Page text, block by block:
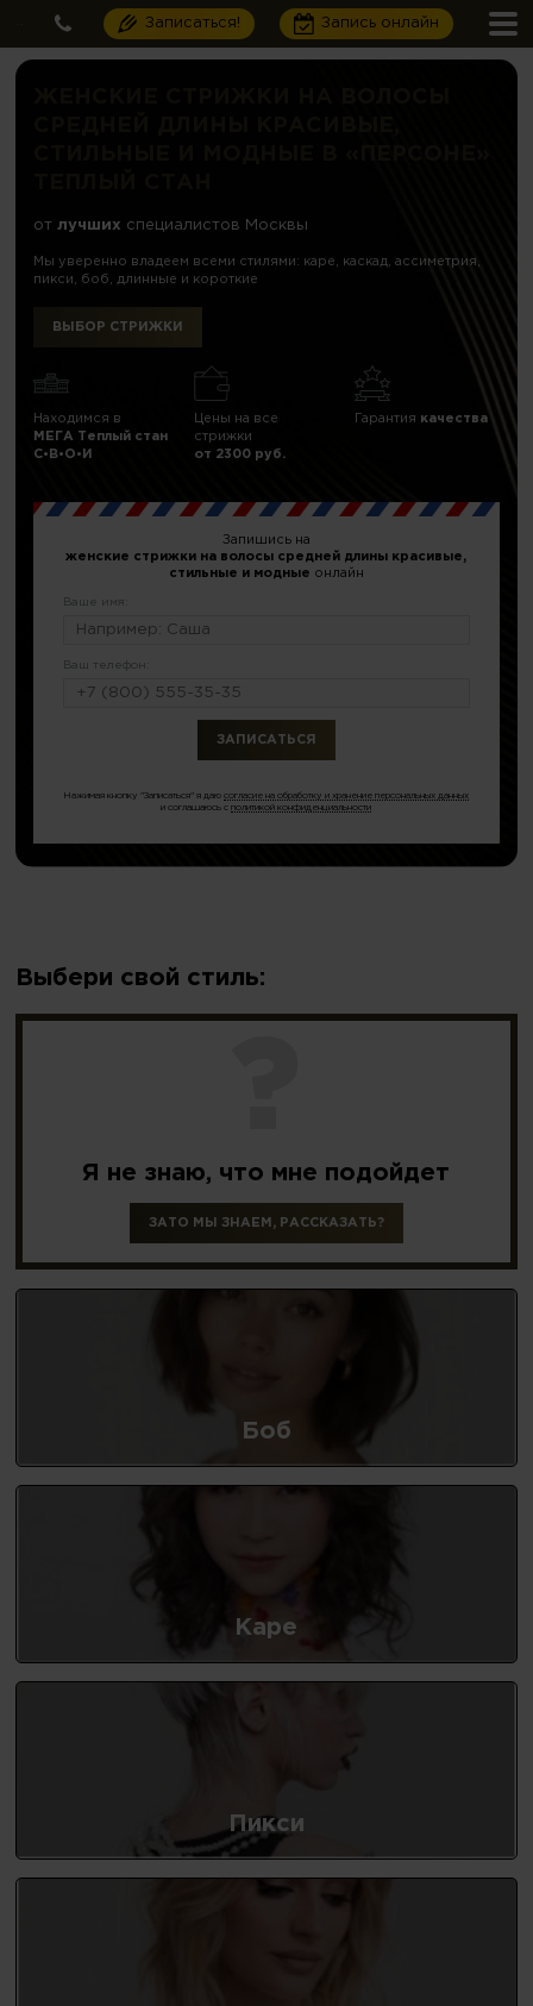
Записаться! Запись онлайн
от лучших специалистов Москвы
Мы уверенно владеем всеми стилями: каре, каскад, ассиметрия,
пикси, боб, длинные и короткие
ВЫБОР СТРИЖКИ
Находимся в
МЕГА Теплый стан
C•В•О•И
Цены на все
стрижки
от 2300 руб.
Гарантия качества
Запишись на
женские стрижки на волосы средней длины красивые,
стильные и модные онлайн
Ваше имя:
Ваш телефон:
Нажимая кнопку "Записаться" я даюсогласие на обработку и хранение персональных данных
и соглашаюсь сполитикой конфиденциальности
Выбери свой стиль:
Я не знаю, что мне подойдет
ЗАТО МЫ ЗНАЕМ, РАССКАЗАТЬ?
Боб
Каре
Пикси